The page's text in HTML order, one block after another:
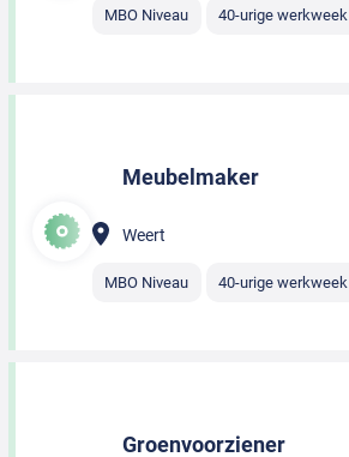
MBO Niveau 40-urige werkweek
Meubelmaker
Weert
MBO Niveau 40-urige werkweek
Groenvoorziener